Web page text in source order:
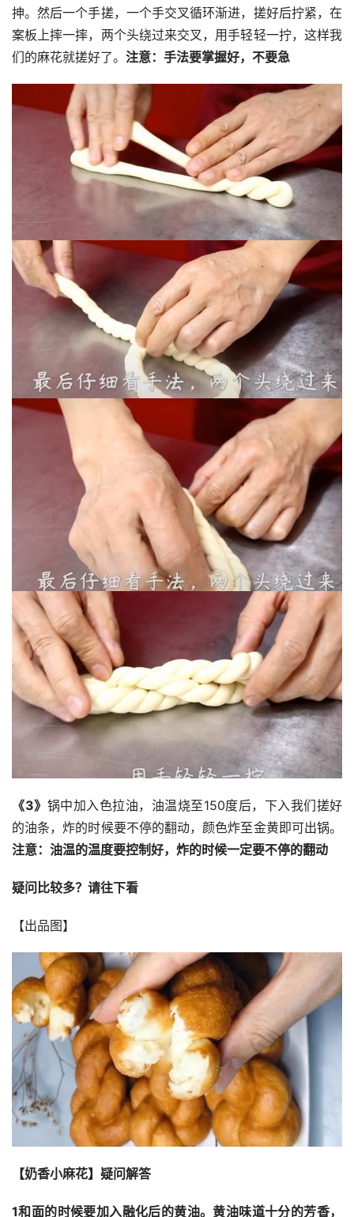
抻。然后一个手搓，一个手交叉循环渐进，搓好后拧紧，在
案板上摔一摔，两个头绕过来交叉，用手轻轻一拧，这样我
们的麻花就搓好了。 注意：手法要掌握好，不要急
《3》 锅中加入色拉油，油温烧至150度后，下入我们搓好
的油条，炸的时候要不停的翻动，颜色炸至金黄即可出锅。
注意：油温的温度要控制好，炸的时候一定要不停的翻动
疑问比较多？请往下看
【出品图】
【奶香小麻花】疑问解答
1和面的时候要加入融化后的黄油。黄油味道十分的芳香，